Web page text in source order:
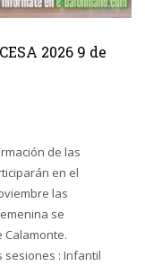
2026 9 de
de las
en el
las
se
Calamonte.
sesiones : Infantil